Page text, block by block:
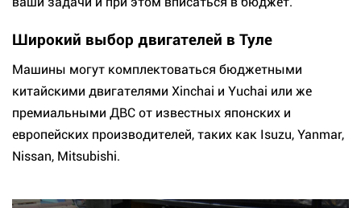
Широкий выбор двигателей в Туле
Машины могут комплектоваться бюджетными
китайскими двигателями Xinchai и Yuchai или же
премиальными ДВС от известных японских и
европейских производителей, таких как Isuzu, Yanmar,
Nissan, Mitsubishi.